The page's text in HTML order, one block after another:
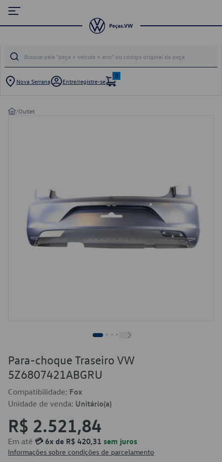
Nova Serrana Entre/registre-se
0
/Outlet
Para-choque Traseiro VW
5Z6807421ABGRU
Compatibilidade: Fox
Unidade de venda: Unitário(a)
R$ 2.521,84
Em até 💳 6x de R$ 420,31 sem juros
Informações sobre condições de parcelamento